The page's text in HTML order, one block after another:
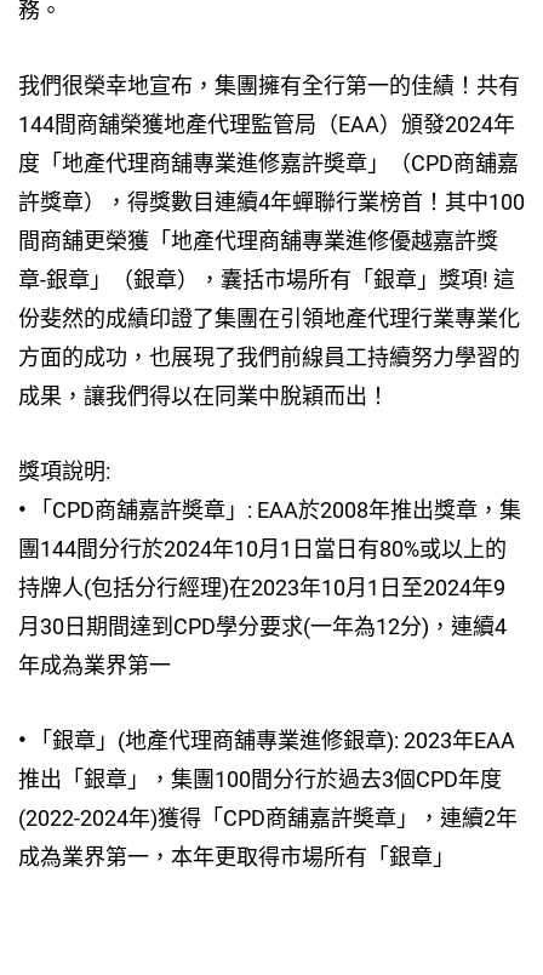
務。
我們很榮幸地宣布，集團擁有全行第一的佳績！共有
144間商舖榮獲地產代理監管局（EAA）頒發2024年
度「地產代理商舖專業進修嘉許奬章」（CPD商舖嘉
許獎章），得獎數目連續4年蟬聯行業榜首！其中100
間商舖更榮獲「地產代理商舖專業進修優越嘉許獎
章-銀章」（銀章），囊括市場所有「銀章」獎項! 這
份斐然的成績印證了集團在引領地產代理行業專業化
方面的成功，也展現了我們前線員工持續努力學習的
成果，讓我們得以在同業中脫穎而出！
獎項說明:
• 「CPD商舖嘉許奬章」: EAA於2008年推出獎章，集
團144間分行於2024年10月1日當日有80%或以上的
持牌人(包括分行經理)在2023年10月1日至2024年9
月30日期間達到CPD學分要求(一年為12分)，連續4
年成為業界第一
• 「銀章」(地產代理商舖專業進修銀章): 2023年EAA
推出「銀章」，集團100間分行於過去3個CPD年度
(2022-2024年)獲得「CPD商舖嘉許奬章」，連續2年
成為業界第一，本年更取得市場所有「銀章」